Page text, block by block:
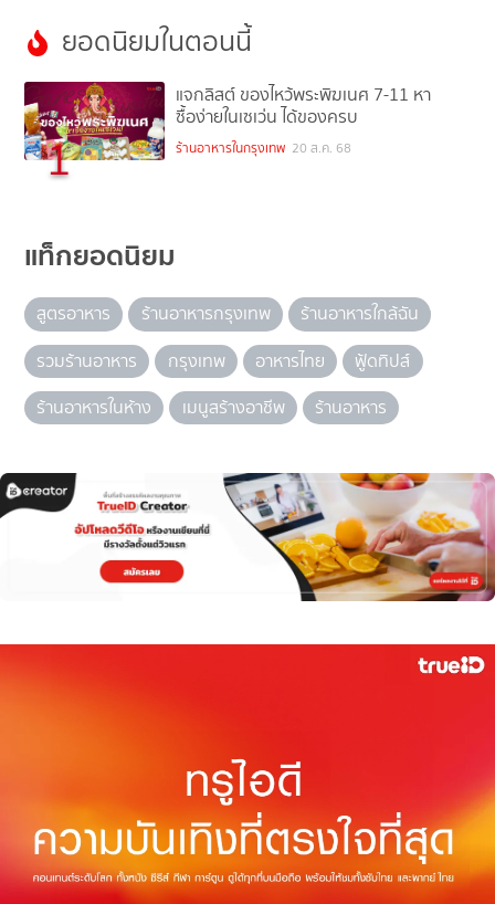
ยอดนิยมในตอนนี้
1
แจกลิสต์ ของไหว้พระพิฆเนศ 7-11 หา
ซื้อง่ายในเซเว่น ได้ของครบ
ร้านอาหารในกรุงเทพ 20 ส.ค. 68
แท็กยอดนิยม
สูตรอาหาร ร้านอาหารกรุงเทพ
ร้านอาหารใกล้ฉัน
รวมร้านอาหาร
กรุงเทพ อาหารไทย
ฟู้ดทิปส์
ร้านอาหารในห้าง
เมนูสร้างอาชีพ ร้านอาหาร